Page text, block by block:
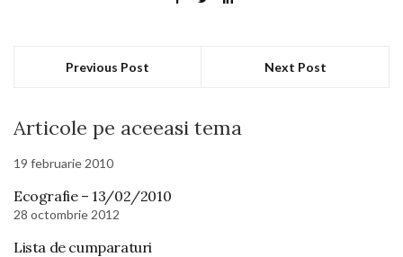
Previous Post Next Post
Articole pe aceeasi tema
19 februarie 2010
Ecografie – 13/02/2010
28 octombrie 2012
Lista de cumparaturi